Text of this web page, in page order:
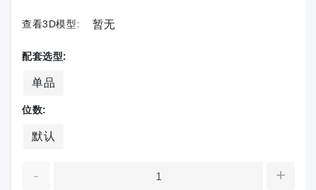
查看3D模型: 暂无
配套选型:
单品
位数:
默认
- +